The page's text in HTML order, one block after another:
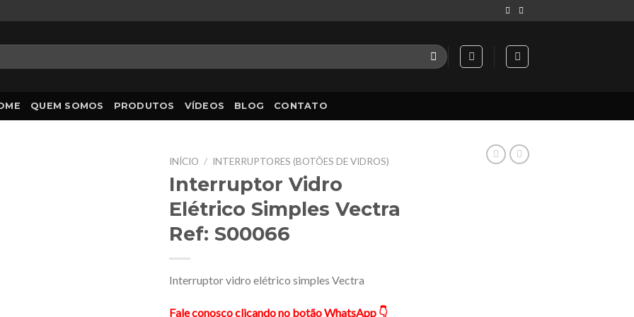
QUEM SOMOS PRODUTOS VÍDEOS BLOG CONTATO
INÍCIO / INTERRUPTORES (BOTÕES DE VIDROS)
Interruptor Vidro
Elétrico Simples Vectra
Ref: S00066
Interruptor vidro elétrico simples Vectra
Fale conosco clicando no botão WhatsApp 👇